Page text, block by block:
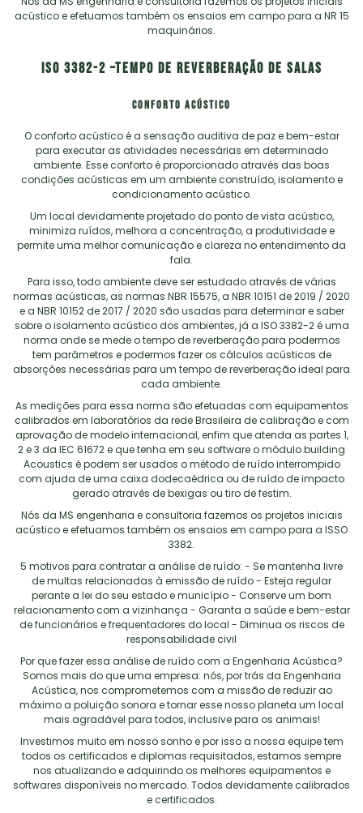
acústico e efetuamos também os ensaios em campo para a NR 15
maquinários.
ISO 3382-2 –TEMPO DE REVERBERAÇÃO DE SALAS
CONFORTO ACÚSTICO
O conforto acústico é a sensação auditiva de paz e bem-estar
para executar as atividades necessárias em determinado
ambiente. Esse conforto é proporcionado através das boas
condições acústicas em um ambiente construído, isolamento e
condicionamento acústico.
Um local devidamente projetado do ponto de vista acústico,
minimiza ruídos, melhora a concentração, a produtividade e
permite uma melhor comunicação e clareza no entendimento da
fala.
Para isso, todo ambiente deve ser estudado através de várias
normas acústicas, as normas NBR 15575, a NBR 10151 de 2019 / 2020
e a NBR 10152 de 2017 / 2020 são usadas para determinar e saber
sobre o isolamento acústico dos ambientes, já a ISO 3382-2 é uma
norma onde se mede o tempo de reverberação para podermos
tem parâmetros e podermos fazer os cálculos acústicos de
absorções necessárias para um tempo de reverberação ideal para
cada ambiente.
As medições para essa norma são efetuadas com equipamentos
calibrados em laboratórios da rede Brasileira de calibração e com
aprovação de modelo internacional, enfim que atenda as partes 1,
2 e 3 da IEC 61672 e que tenha em seu software o módulo building
Acoustics é podem ser usados o método de ruído interrompido
com ajuda de uma caixa dodecaédrica ou de ruído de impacto
gerado através de bexigas ou tiro de festim.
Nós da MS engenharia e consultoria fazemos os projetos iniciais
acústico e efetuamos também os ensaios em campo para a ISSO
3382.
5 motivos para contratar a análise de ruído: - Se mantenha livre
de multas relacionadas à emissão de ruído - Esteja regular
perante a lei do seu estado e município - Conserve um bom
relacionamento com a vizinhança - Garanta a saúde e bem-estar
de funcionários e frequentadores do local - Diminua os riscos de
responsabilidade civil
Por que fazer essa análise de ruído com a Engenharia Acústica?
Somos mais do que uma empresa: nós, por trás da Engenharia
Acústica, nos comprometemos com a missão de reduzir ao
máximo a poluição sonora e tornar esse nosso planeta um local
mais agradável para todos, inclusive para os animais!
Investimos muito em nosso sonho e por isso a nossa equipe tem
todos os certificados e diplomas requisitados, estamos sempre
nos atualizando e adquirindo os melhores equipamentos e
softwares disponíveis no mercado. Todos devidamente calibrados
e certificados.